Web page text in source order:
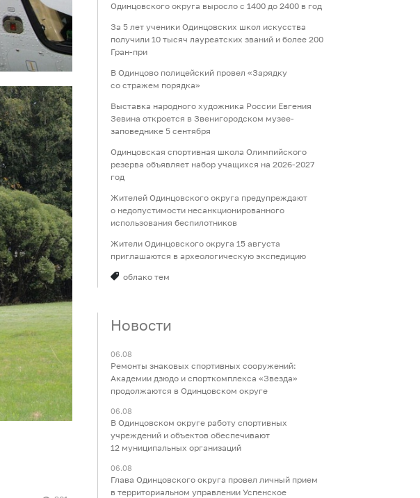
Одинцовского округа выросло с 1400 до 2400 в год
За 5 лет ученики Одинцовских школ искусства
получили 10 тысяч лауреатских званий и более 200
Гран-при
В Одинцово полицейский провел «Зарядку
со стражем порядка»
Выставка народного художника России Евгения
Зевина откроется в Звенигородском музее-
заповеднике 5 сентября
Одинцовская спортивная школа Олимпийского
резерва объявляет набор учащихся на 2026-2027
год
Жителей Одинцовского округа предупреждают
о недопустимости несанкционированного
использования беспилотников
Жители Одинцовского округа 15 августа
приглашаются в археологическую экспедицию
облако тем
Новости
06.08
Ремонты знаковых спортивных сооружений:
Академии дзюдо и спорткомплекса «Звезда»
продолжаются в Одинцовском округе
06.08
В Одинцовском округе работу спортивных
учреждений и объектов обеспечивают
12 муниципальных организаций
06.08
Глава Одинцовского округа провел личный прием
в территориальном управлении Успенское